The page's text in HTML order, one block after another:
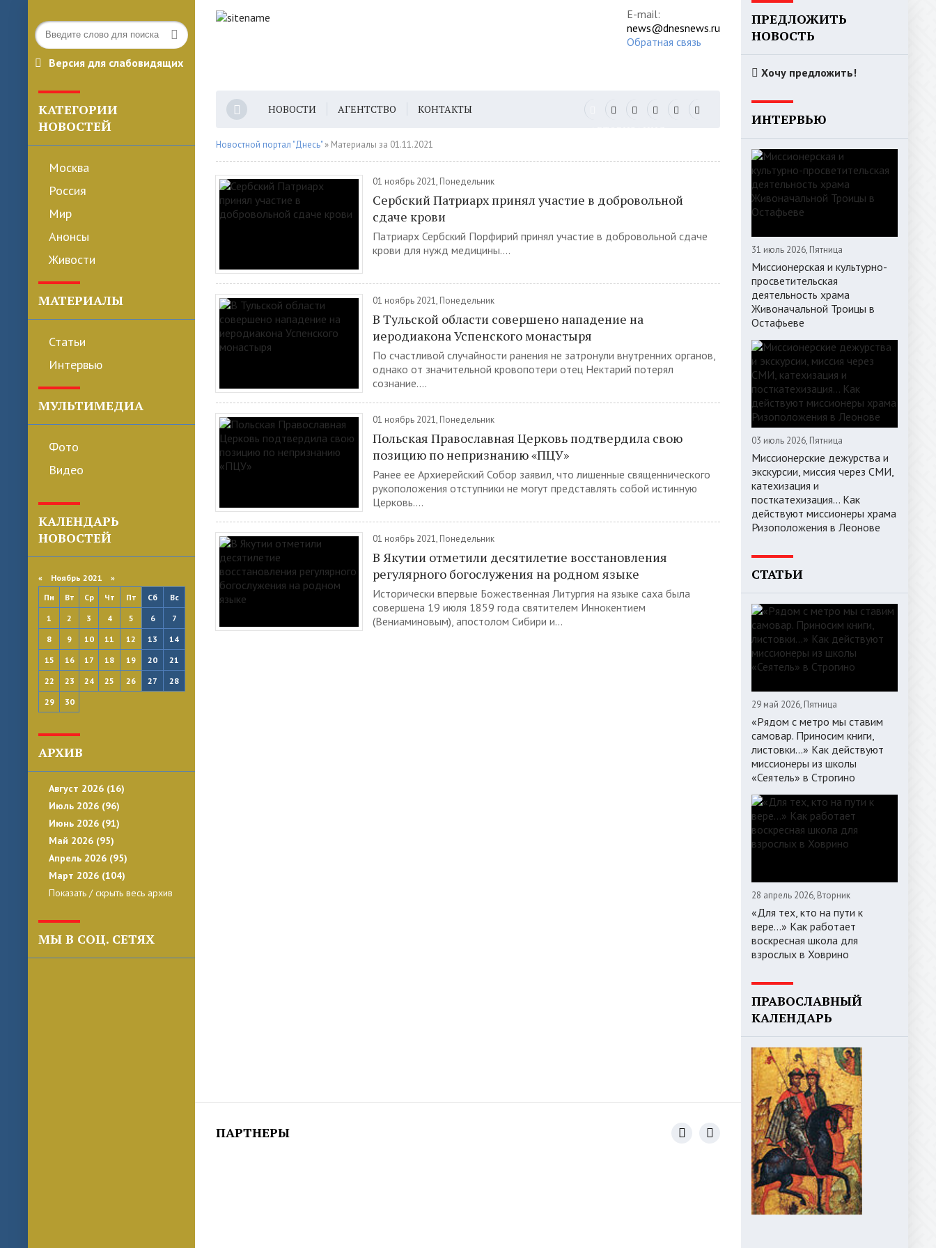
Версия для слабовидящих
E-mail:
news@dnesnews.ru
Обратная связь
КАТЕГОРИИ
НОВОСТЕЙ
Москва
Россия
Мир
Анонсы
Живости
МАТЕРИАЛЫ
Статьи
Интервью
МУЛЬТИМЕДИА
Фото
Видео
КАЛЕНДАРЬ
НОВОСТЕЙ
« Ноябрь 2021 »
Пн
Вт Ср Чт Пт Сб
Вс
1
2 3 4 5 6
7
8
9 10 11 12 13
14
15
16 17 18 19 20
21
22
23 24 25 26 27
28
29
30
АРХИВ
Август 2026 (16)
Июль 2026 (96)
Июнь 2026 (91)
Май 2026 (95)
Апрель 2026 (95)
Март 2026 (104)
Показать / скрыть весь архив
МЫ В СОЦ. СЕТЯХ
НОВОСТИ АГЕНТСТВО
КОНТАКТЫ
Новостной портал "Днесь"» Материалы за 01.11.2021
01 ноябрь 2021, Понедельник
Сербский Патриарх принял участие в добровольной
сдаче крови
Патриарх Сербский Порфирий принял участие в добровольной сдаче
крови для нужд медицины....
01 ноябрь 2021, Понедельник
В Тульской области совершено нападение на
иеродиакона Успенского монастыря
По счастливой случайности ранения не затронули внутренних органов,
однако от значительной кровопотери отец Нектарий потерял
сознание....
01 ноябрь 2021, Понедельник
Польская Православная Церковь подтвердила свою
позицию по непризнанию «ПЦУ»
Ранее ее Архиерейский Собор заявил, что лишенные священнического
рукоположения отступники не могут представлять собой истинную
Церковь....
01 ноябрь 2021, Понедельник
В Якутии отметили десятилетие восстановления
регулярного богослужения на родном языке
Исторически впервые Божественная Литургия на языке саха была
совершена 19 июля 1859 года святителем Иннокентием
(Вениаминовым), апостолом Сибири и...
ПАРТНЕРЫ
ПРЕДЛОЖИТЬ
НОВОСТЬ
Хочу предложить!
ИНТЕРВЬЮ
31 июль 2026, Пятница
Миссионерская и культурно-
просветительская
деятельность храма
Живоначальной Троицы в
Остафьеве
03 июль 2026, Пятница
Миссионерские дежурства и
экскурсии, миссия через СМИ,
катехизация и
посткатехизация… Как
действуют миссионеры храма
Ризоположения в Леонове
СТАТЬИ
29 май 2026, Пятница
«Рядом с метро мы ставим
самовар. Приносим книги,
листовки…» Как действуют
миссионеры из школы
«Сеятель» в Строгино
28 апрель 2026, Вторник
«Для тех, кто на пути к
вере...» Как работает
воскресная школа для
взрослых в Ховрино
ПРАВОСЛАВНЫЙ
КАЛЕНДАРЬ